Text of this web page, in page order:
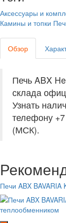
Аксессуары и
Камины и топки
Обзор
Печь ABX
склада
Узнать
телефону
(МСК).
Печи ABX